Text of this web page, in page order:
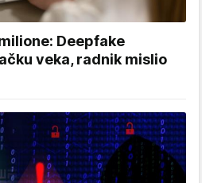
Deepfake
veka, radnik mislio